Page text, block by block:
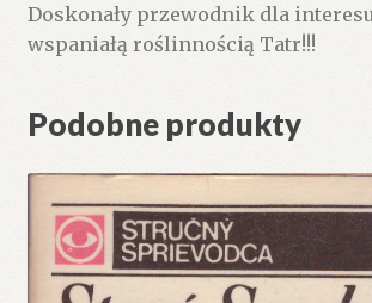
Doskonały przewodnik dla
wspaniałą roślinnością Tatr!!!
Podobne produkty